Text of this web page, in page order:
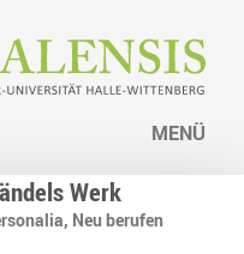
MENÜ
Werk
Neu berufen